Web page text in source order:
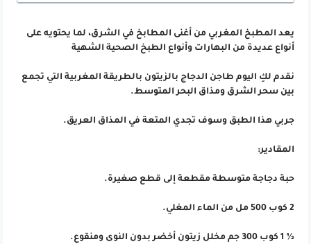
يعد المطبخ المغربي من أغنى المطابخ في الشرق، لما يحتويه على
أنواع عديدة من البهارات وأنواع الطبخ الصحية الشهية
نقدم لكِ اليوم طاجن الدجاج بالزيتون بالطريقة المغربية التي تجمع
بين سحر الشرق ومذاق البحر المتوسط.
جربي هذا الطبق وسوف تجدي المتعة في المذاق العريق.
المقادير:
حبة دجاجة متوسطة مقطعة إلى قطع صغيرة.
2 كوب 500 مل من الماء المغلي.
½ 1 كوب 300 جم مخلل زيتون أخضر بدون النوى ومنقوع.